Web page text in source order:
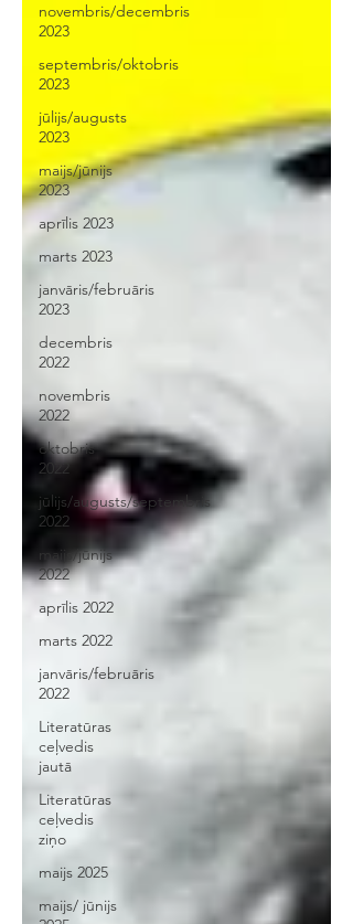
novembris/decembris
2023
septembris/oktobris
2023
jūlijs/augusts
2023
maijs/jūnijs
2023
aprīlis 2023
marts 2023
janvāris/februāris
2023
decembris
2022
novembris
2022
oktobris
2022
jūlijs/augusts/septembris
2022
maijs/jūnijs
2022
aprīlis 2022
marts 2022
janvāris/februāris
2022
Literatūras
ceļvedis
jautā
Literatūras
ceļvedis
ziņo
maijs 2025
maijs/ jūnijs